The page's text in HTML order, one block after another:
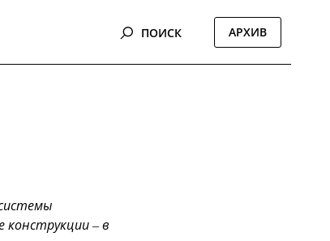
ПОИСК АРХИВ
конструкции – в